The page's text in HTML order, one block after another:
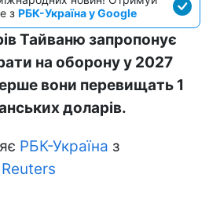
з РБК-Україна у Google
Тайваню запропонує
на оборону у 2027
вони перевищать 1
доларів.
РБК-Україна з
Reuters